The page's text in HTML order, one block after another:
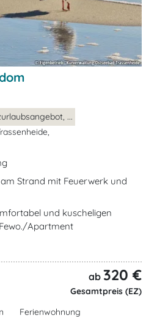
...
Strand mit Feuerwerk und
und kuscheligen
Apartment
ab 320 €
Gesamtpreis (EZ)
Ferienwohnung